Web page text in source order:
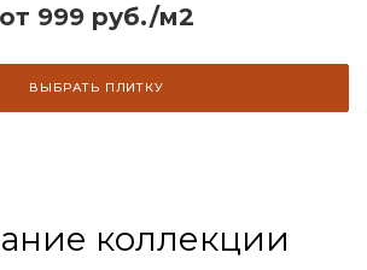
от 999 руб./м2
ВЫБРАТЬ ПЛИТКУ
коллекции